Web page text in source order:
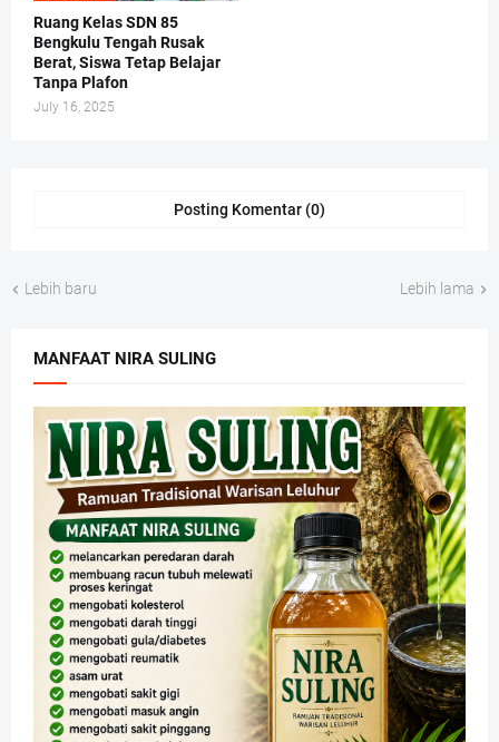
Ruang Kelas SDN 85
Bengkulu Tengah Rusak
Berat, Siswa Tetap Belajar
Tanpa Plafon
July 16, 2025
Posting Komentar (0)
Lebih baru Lebih lama
MANFAAT NIRA SULING